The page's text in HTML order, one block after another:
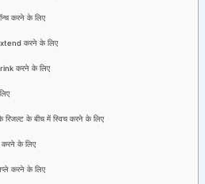
करने के लिए
करने के लिए
करने के लिए
के बीच में स्विच करने के लिए
करने के लिए
करने के लिए